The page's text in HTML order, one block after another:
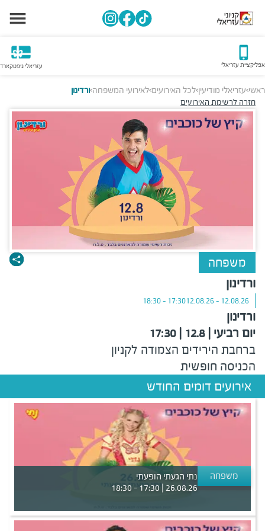
אפליקציית עזריאלי עזריאלי גיפטקארד
ראשי>עזריאלי מודיעין>לכל האירועים>לאירועי המשפחה>ורדינון
חזרה לרשימת האירועים
משפחה
ורדינון
12.08.26 - 12.08.26
17:30 - 18:30
ורדינון
יום רביעי | 12.8 | 17:30
ברחבת הירידים הצמודה לקניון
הכניסה חופשית
אירועים דומים החודש
משפחה
נתי הגעתי הופעתי
26.08.26 | 17:30 - 18:30